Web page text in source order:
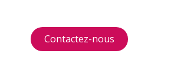
Contactez-​​nous